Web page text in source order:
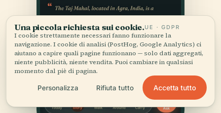
Una piccola richiesta sui cookie.UE · GDPR
I cookie strettamente necessari fanno funzionare la
navigazione. I cookie di analisi (PostHog, Google Analytics) ci
aiutano a capire quali pagine funzionano — solo dati aggregati,
niente pubblicità, niente vendita. Puoi cambiare in qualsiasi
momento dal piè di pagina.
Personalizza Rifiuta tutto Accetta tutto